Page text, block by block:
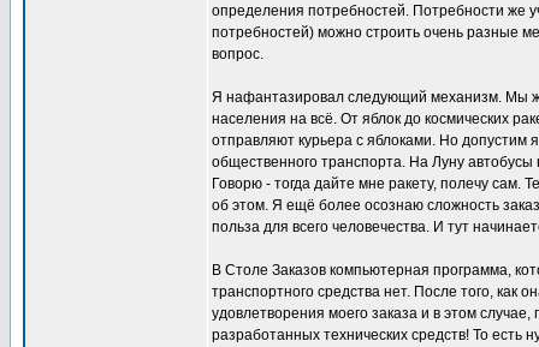
определения потребностей. Потребности же
потребностей) можно строить очень разные
вопрос.
Я нафантазировал следующий механизм. Мы
населения на всё. От яблок до космических
отправляют курьера с яблоками. Но допустим
общественного транспорта. На Луну
Говорю - тогда дайте мне ракету, полечу сам.
об этом. Я ещё более осознаю сложность
польза для всего человечества. И тут
В Столе Заказов компьютерная программа,
транспортного средства нет. После того,
удовлетворения моего заказа и в этом
разработанных технических средств! То есть